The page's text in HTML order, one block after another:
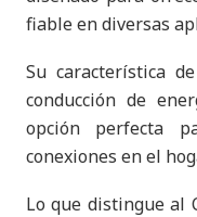
fiable en diversas
Su característica
conducción de
opción perfecta
conexiones en el
Lo que distingue al